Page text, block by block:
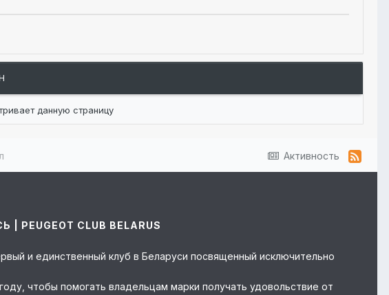
данную страницу
Активность
CLUB BELARUS
и единственный клуб в Беларуси посвященный исключительно
чтобы помогать владельцам марки получать удовольствие от